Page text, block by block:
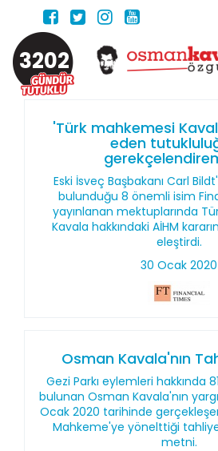
3202
'Türk mahkemesi
eden
Eski İsveç Başbakanı Carl
bulunduğu 8 önemli isim
yayınlanan mektuplarında
Kavala hakkındaki AİHM
eleştirdi.
30 Ocak 2020
Osman Kavala'nın
Gezi Parkı eylemleri hakkında
bulunan Osman Kavala'nın
Ocak 2020 tarihinde
Mahkeme'ye yönelttiği
metni.